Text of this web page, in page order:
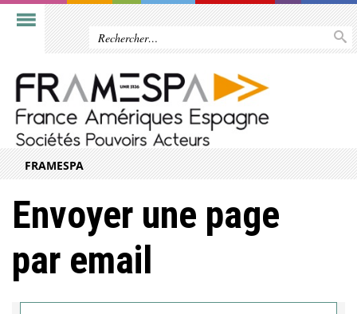
FRAMESPA
Envoyer une page
par email